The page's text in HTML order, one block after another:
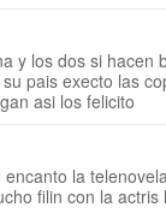
y los dos si hacen
pais execto las
asi los felicito
la
filin con la